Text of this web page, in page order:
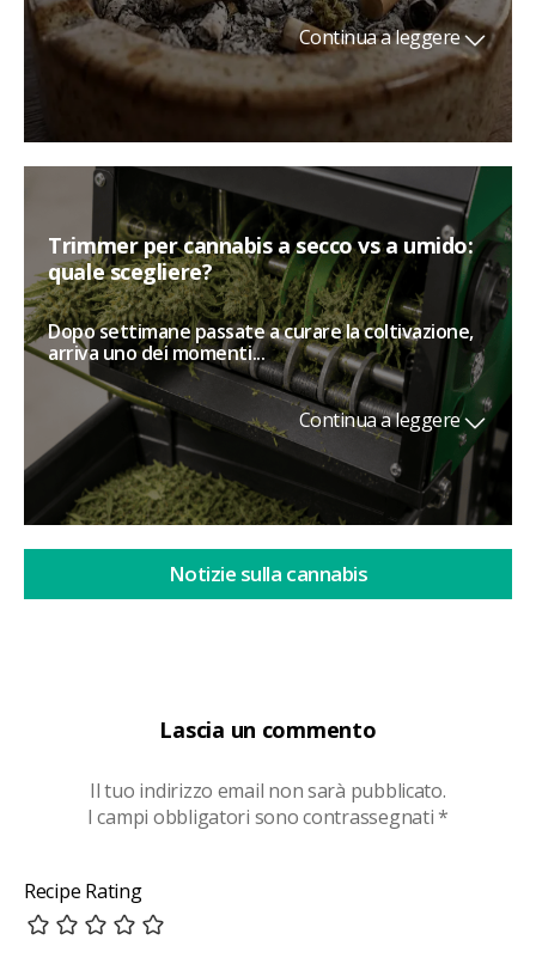
Lascia un commento
Il tuo indirizzo email non sarà pubblicato.
I campi obbligatori sono contrassegnati*
Recipe Rating
Continua a leggere
Trimmer per cannabis a secco vs a umido:
quale scegliere?
Dopo settimane passate a curare la coltivazione,
arriva uno dei momenti...
Continua a leggere
Notizie sulla cannabis